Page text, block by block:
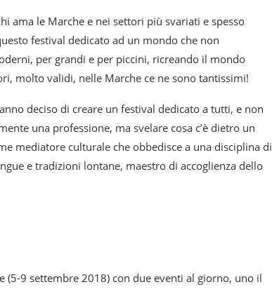
ama le Marche e nei settori più svariati e spesso
festival dedicato ad un mondo che non
per grandi e per piccini, ricreando il mondo
molto validi, nelle Marche ce ne sono tantissimi!
deciso di creare un festival dedicato a tutti, e non
una professione, ma svelare cosa c’è dietro un
mediatore culturale che obbedisce a una disciplina di
e tradizioni lontane, maestro di accoglienza dello
9 settembre 2018) con due eventi al giorno, uno il